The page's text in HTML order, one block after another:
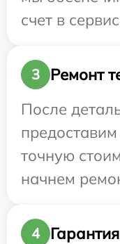
счет в
3
Ремонт
После
точную
начнем
4
Гарантия